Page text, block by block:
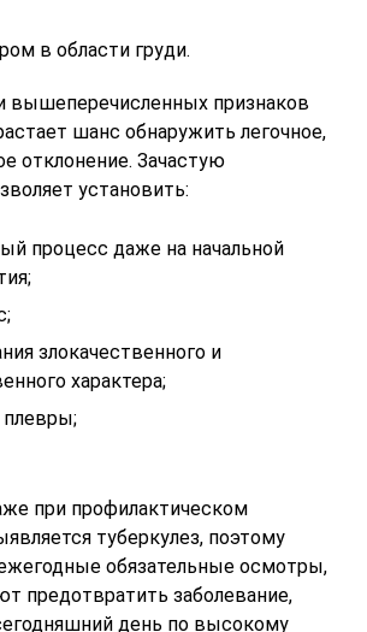
в области груди.
вышеперечисленных признаков
шанс обнаружить легочное,
отклонение. Зачастую
установить:
процесс даже на начальной
злокачественного и
характера;
при профилактическом
туберкулез, поэтому
обязательные осмотры,
предотвратить заболевание,
день по высокому